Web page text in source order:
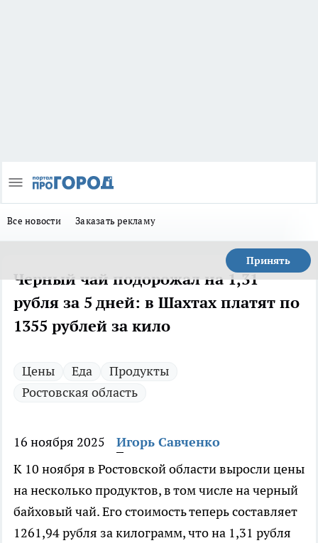
Все новости Заказать рекламу
Принять
Черный чай подорожал на 1,31
рубля за 5 дней: в Шахтах платят по
1355 рублей за кило
Цены Еда
Продукты
Ростовская область
16 ноября 2025
Игорь Савченко
К 10 ноября в Ростовской области выросли цены
на несколько продуктов, в том числе на черный
байховый чай. Его стоимость теперь составляет
1261,94 рубля за килограмм, что на 1,31 рубля